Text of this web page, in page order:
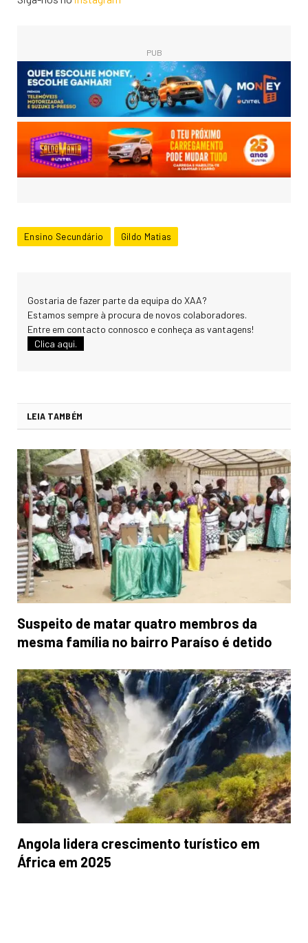
PUB
Ensino Secundário Gildo Matias
Gostaria de fazer parte da equipa do XAA?
Estamos sempre à procura de novos colaboradores.
Entre em contacto connosco e conheça as vantagens!
Clica aqui.
LEIA TAMBÉM
Suspeito de matar quatro membros da
mesma família no bairro Paraíso é detido
Angola lidera crescimento turístico em
África em 2025